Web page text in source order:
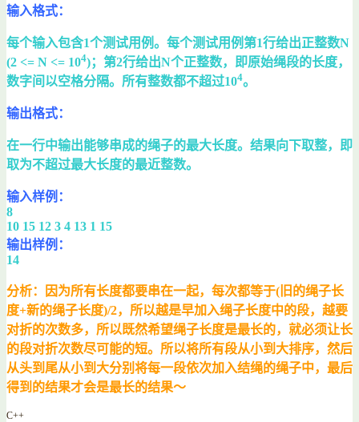
输入格式：
每个输入包含1个测试用例。每个测试用例第1行给出正整数N
(2 <= N <= 104)；第2行给出N个正整数，即原始绳段的长度，
数字间以空格分隔。所有整数都不超过104。
输出格式：
在一行中输出能够串成的绳子的最大长度。结果向下取整，即
取为不超过最大长度的最近整数。
输入样例：
8
10 15 12 3 4 13 1 15
输出样例：
14
分析：因为所有长度都要串在一起，每次都等于(旧的绳子长
度+新的绳子长度)/2，所以越是早加入绳子长度中的段，越要
对折的次数多，所以既然希望绳子长度是最长的，就必须让长
的段对折次数尽可能的短。所以将所有段从小到大排序，然后
从头到尾从小到大分别将每一段依次加入结绳的绳子中，最后
得到的结果才会是最长的结果～
C++